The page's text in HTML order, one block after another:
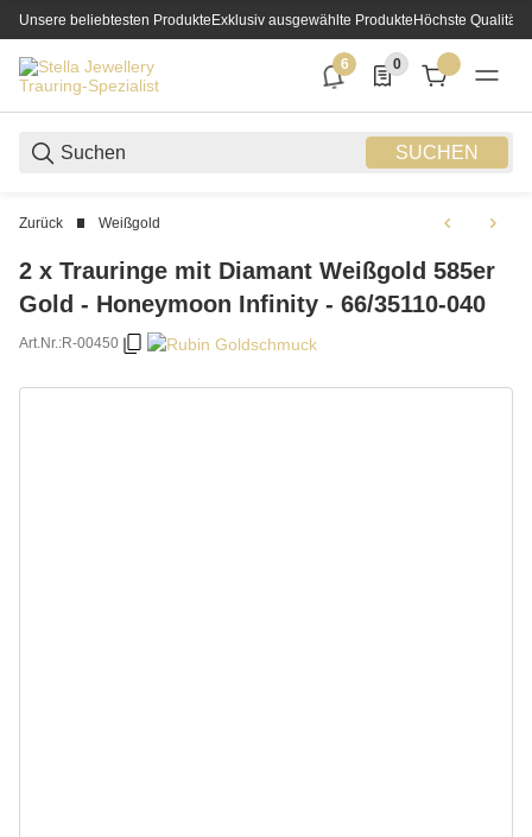
Unsere beliebtesten ProdukteExklusiv ausgewählte ProdukteHöchste Qualität
SUCHEN
6
6 neue Notifizierungen
0
0 Produkte in der
Zurück Weißgold
2 x Trauringe mit Diamant Weißgold 585er
Gold - Honeymoon Infinity - 66/35110-040
Art.Nr.:R-00450